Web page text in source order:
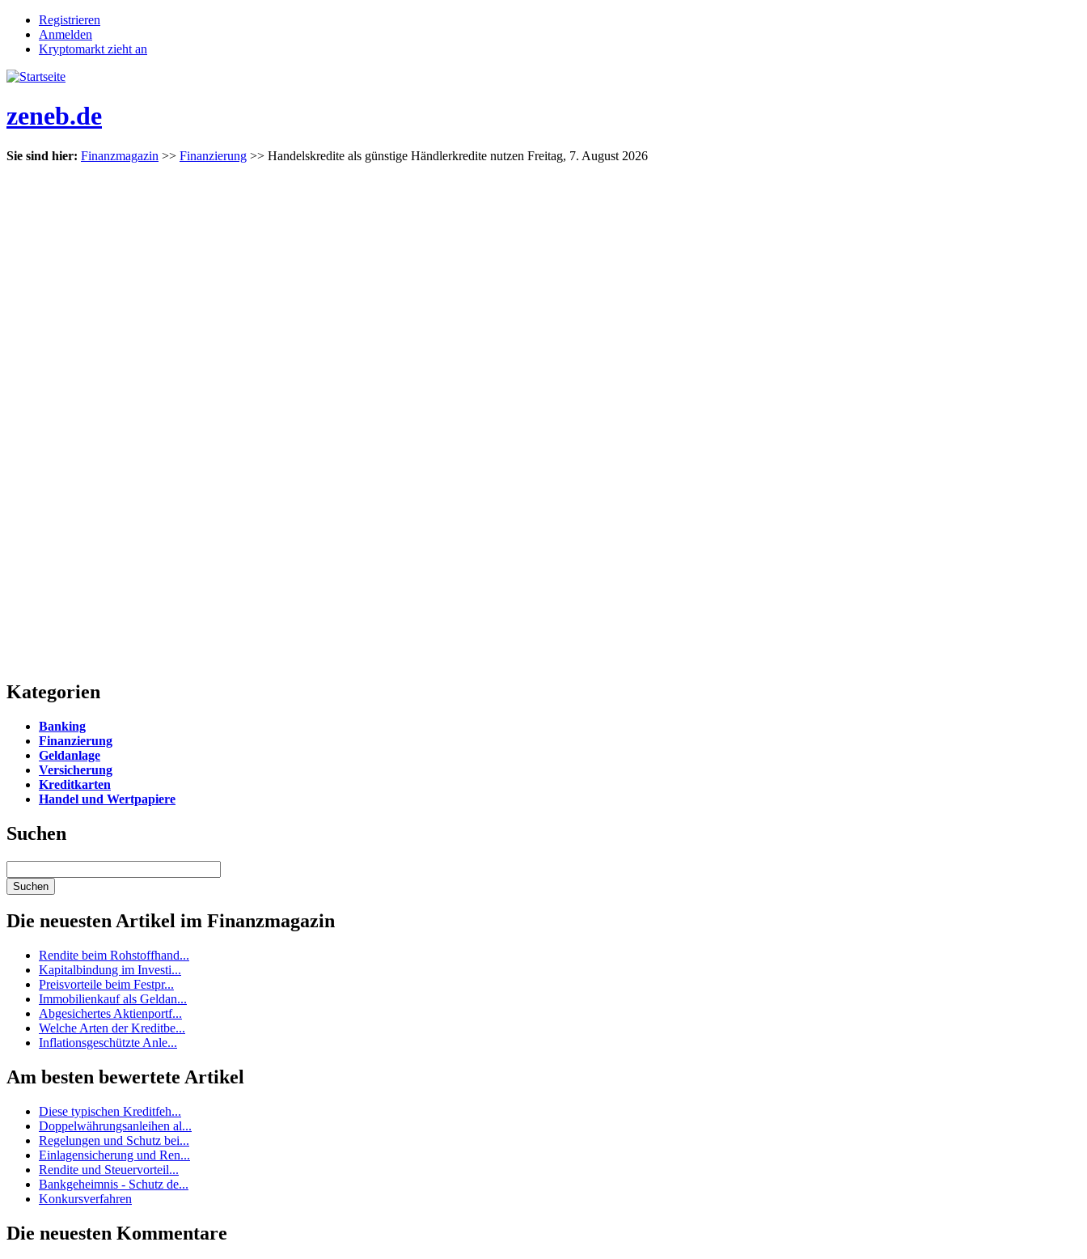
Registrieren
Anmelden
Kryptomarkt zieht an
zeneb.de
Sie sind hier: Finanzmagazin >> Finanzierung >> Handelskredite als günstige Händlerkredite nutzen Freitag, 7. August 2026
Kategorien
Banking
Finanzierung
Geldanlage
Versicherung
Kreditkarten
Handel und Wertpapiere
Suchen
Die neuesten Artikel im Finanzmagazin
Rendite beim Rohstoffhand...
Kapitalbindung im Investi...
Preisvorteile beim Festpr...
Immobilienkauf als Geldan...
Abgesichertes Aktienportf...
Welche Arten der Kreditbe...
Inflationsgeschützte Anle...
Am besten bewertete Artikel
Diese typischen Kreditfeh...
Doppelwährungsanleihen al...
Regelungen und Schutz bei...
Einlagensicherung und Ren...
Rendite und Steuervorteil...
Bankgeheimnis - Schutz de...
Konkursverfahren
Die neuesten Kommentare